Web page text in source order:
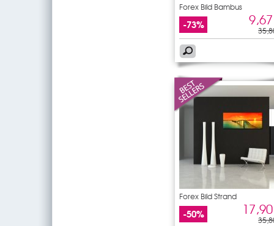
Forex Bild Bambus
-73%
Forex Bild Strand
-50%